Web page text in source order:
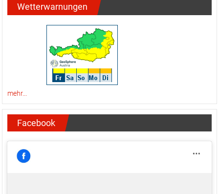
Wetterwarnungen
mehr...
Facebook